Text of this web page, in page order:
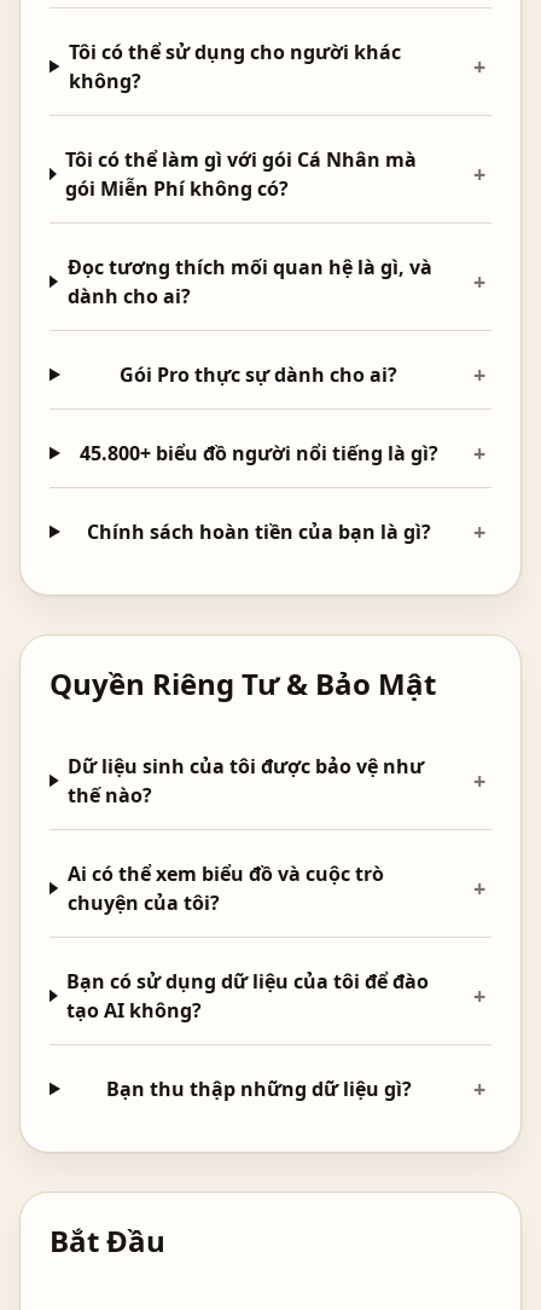
Tôi có thể sử dụng cho người khác
không?
+
Tôi có thể làm gì với gói Cá Nhân mà
gói Miễn Phí không có?
+
Đọc tương thích mối quan hệ là gì, và
dành cho ai?
+
Gói Pro thực sự dành cho ai? +
45.800+ biểu đồ người nổi tiếng là gì? +
Chính sách hoàn tiền của bạn là gì? +
Quyền Riêng Tư & Bảo Mật
Dữ liệu sinh của tôi được bảo vệ như
thế nào?
+
Ai có thể xem biểu đồ và cuộc trò
chuyện của tôi?
+
Bạn có sử dụng dữ liệu của tôi để đào
tạo AI không?
+
Bạn thu thập những dữ liệu gì? +
Bắt Đầu